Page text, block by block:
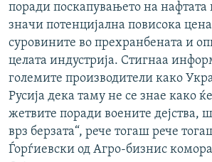
поради поскапувањето на
значи потенцијална повисока
суровините во прехранбената и
целата индустрија. Стигнаа
големите производители како
Русија дека таму не се знае како
жетвите поради воените дејства,
врз берзата“, рече тогаш рече
Ѓорѓиевски од Агро-бизнис